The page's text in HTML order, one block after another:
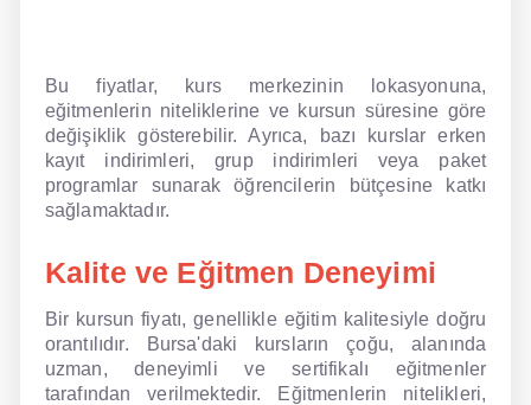
Bu fiyatlar, kurs merkezinin lokasyonuna,
eğitmenlerin niteliklerine ve kursun süresine göre
değişiklik gösterebilir. Ayrıca, bazı kurslar erken
kayıt indirimleri, grup indirimleri veya paket
programlar sunarak öğrencilerin bütçesine katkı
sağlamaktadır.
Kalite ve Eğitmen Deneyimi
Bir kursun fiyatı, genellikle eğitim kalitesiyle doğru
orantılıdır. Bursa'daki kursların çoğu, alanında
uzman, deneyimli ve sertifikalı eğitmenler
tarafından verilmektedir. Eğitmenlerin nitelikleri,